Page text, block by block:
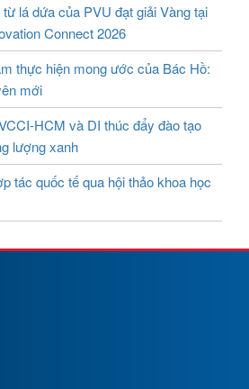
lá dứa của PVU đạt giải Vàng tại
Connect 2026
thực hiện mong ước của Bác Hồ:
mới
HCM và DI thúc đẩy đào tạo
lượng xanh
tác quốc tế qua hội thảo khoa học